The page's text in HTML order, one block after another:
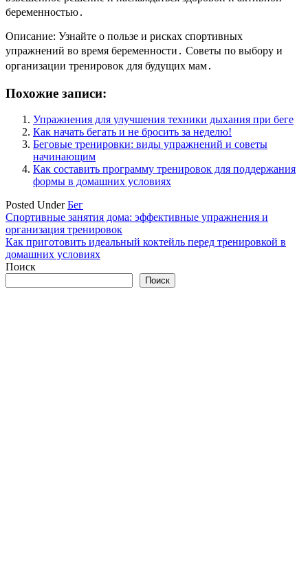
беременностью․
Описание: Узнайте о пользе и рисках спортивных
упражнений во время беременности․ Советы по выбору и
организации тренировок для будущих мам․
Похожие записи:
Упражнения для улучшения техники дыхания при беге
Как начать бегать и не бросить за неделю!
Беговые тренировки: виды упражнений и советы
начинающим
Как составить программу тренировок для поддержания
формы в домашних условиях
Posted UnderБег
Навигация
по
записям
Спортивные занятия дома: эффективные упражнения и
организация тренировок
Как приготовить идеальный коктейль перед тренировкой в
домашних условиях
Поиск
Поиск